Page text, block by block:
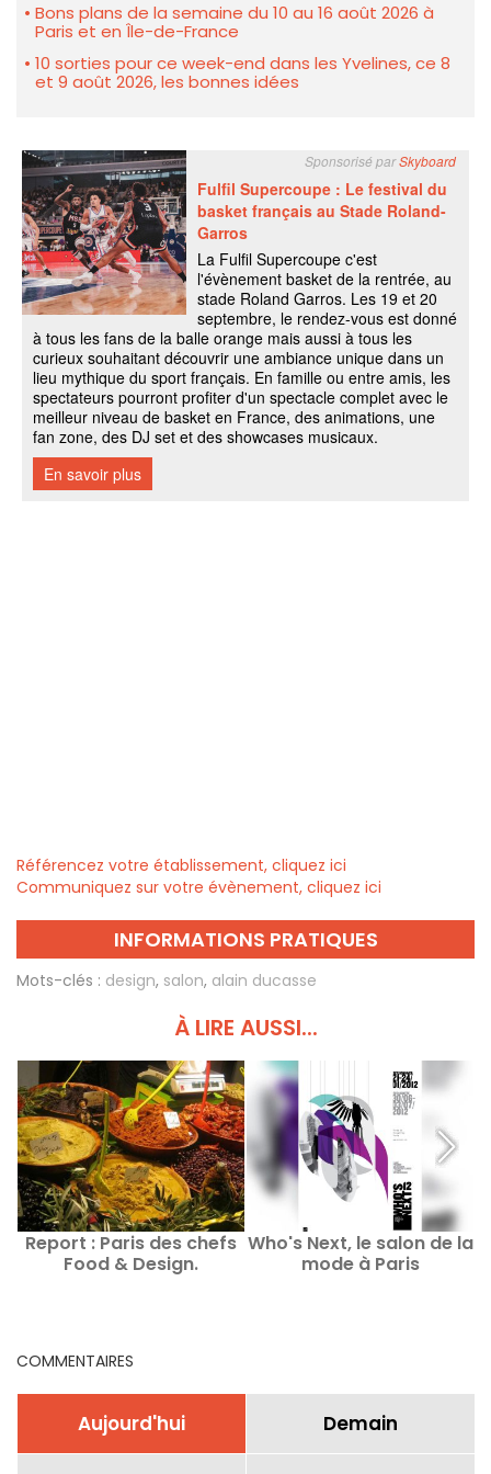
Bons plans de la semaine du 10 au 16 août 2026 à
Paris et en Île-de-France
10 sorties pour ce week-end dans les Yvelines, ce 8
et 9 août 2026, les bonnes idées
Référencez votre établissement, cliquez ici
Communiquez sur votre évènement, cliquez ici
INFORMATIONS PRATIQUES
Mots-clés : design, salon, alain ducasse
À LIRE AUSSI...
Report : Paris des chefs
Food & Design.
Who's Next, le salon de la
mode à Paris
COMMENTAIRES
Aujourd'hui Demain